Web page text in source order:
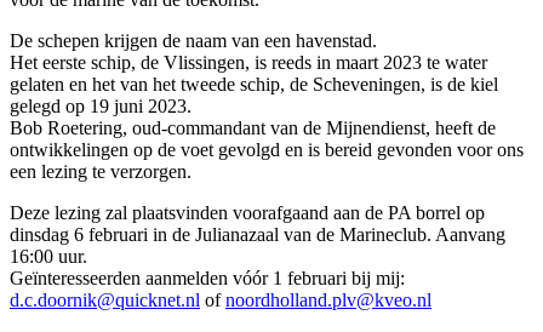
De schepen krijgen de naam van een havenstad.
Het eerste schip, de Vlissingen, is reeds in maart 2023 te water
gelaten en het van het tweede schip, de Scheveningen, is de kiel
gelegd op 19 juni 2023.
Bob Roetering, oud-commandant van de Mijnendienst, heeft de
ontwikkelingen op de voet gevolgd en is bereid gevonden voor ons
een lezing te verzorgen.
Deze lezing zal plaatsvinden voorafgaand aan de PA borrel op
dinsdag 6 februari in de Julianazaal van de Marineclub. Aanvang
16:00 uur.
Geïnteresseerden aanmelden vóór 1 februari bij mij:
d.c.doornik@quicknet.nl ofnoordholland.plv@kveo.nl